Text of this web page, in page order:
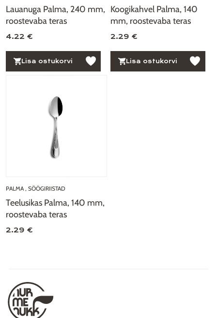
Lauanuga Palma, 240 mm,
roostevaba teras
4.22 €
Lisa ostukorvi
Koogikahvel Palma, 140
mm, roostevaba teras
2.29 €
Lisa ostukorvi
PALMA , SÖÖGIRIISTAD
Teelusikas Palma, 140 mm,
roostevaba teras
2.29 €